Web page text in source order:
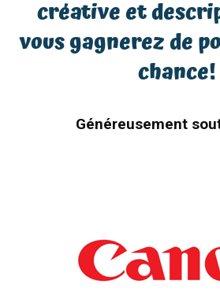
créative et
vous gagnerez de
chance!
Généreusement